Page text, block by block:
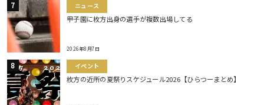
ニュース
甲子園に枚方出身の選手が複数出場してる
2026年8月7日
イベント
枚方の近所の夏祭りスケジュール2026【ひらつーまとめ】